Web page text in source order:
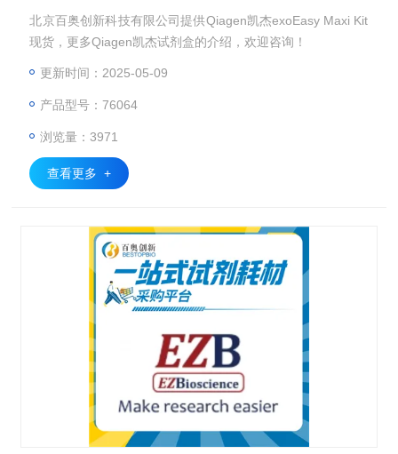
北京百奥创新科技有限公司提供Qiagen凯杰exoEasy Maxi Kit
现货，更多Qiagen凯杰试剂盒的介绍，欢迎咨询！
更新时间：2025-05-09
产品型号：76064
浏览量：3971
查看更多 +